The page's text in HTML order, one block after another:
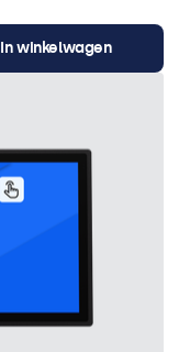
In winkelwagen